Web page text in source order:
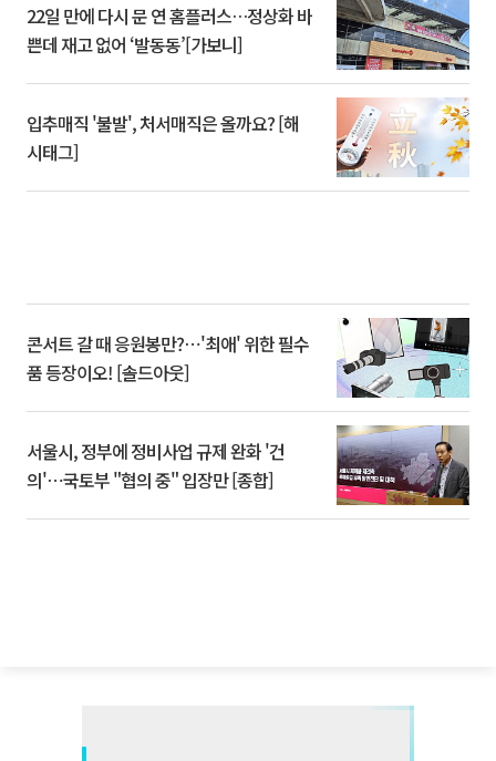
22일 만에 다시 문 연 홈플러스…정상화 바
쁜데 재고 없어 ‘발동동’[가보니]
입추매직 '불발', 처서매직은 올까요? [해
시태그]
콘서트 갈 때 응원봉만?⋯'최애' 위한 필수
품 등장이오! [솔드아웃]
서울시, 정부에 정비사업 규제 완화 '건
의'⋯국토부 "협의 중" 입장만 [종합]